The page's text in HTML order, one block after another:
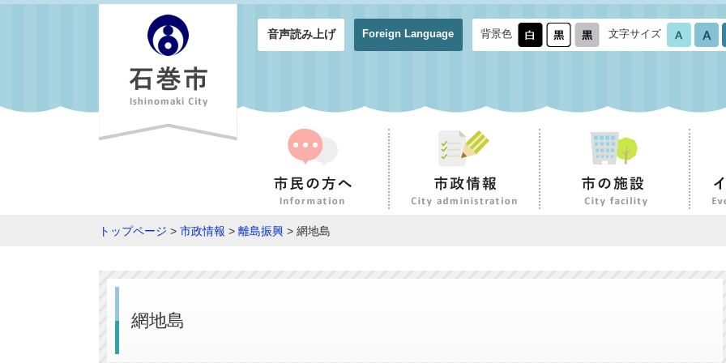
音声読み上げ Foreign Language 背景色 文字サイズ
トップページ > 市政情報 > 離島振興 > 網地島
網地島